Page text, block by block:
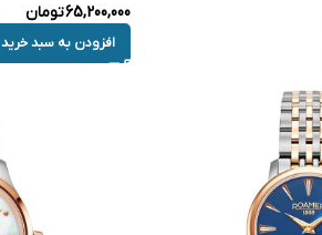
65,200,000تومان
افزودن به سبد خرید